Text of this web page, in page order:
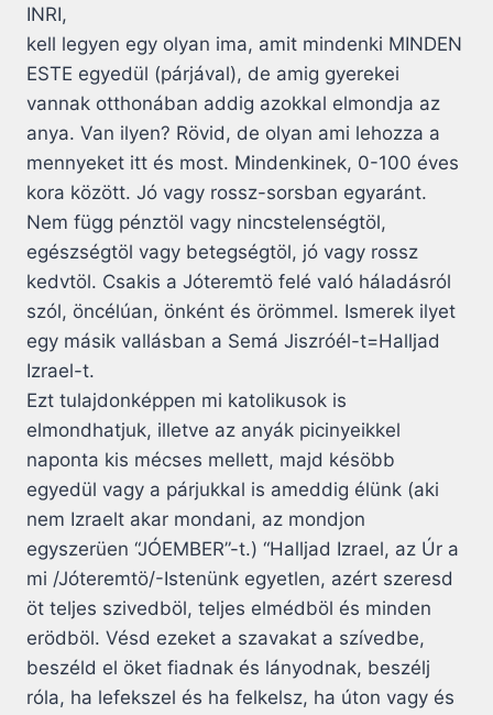
INRI,
kell legyen egy olyan ima, amit mindenki MINDEN
ESTE egyedül (párjával), de amig gyerekei
vannak otthonában addig azokkal elmondja az
anya. Van ilyen? Rövid, de olyan ami lehozza a
mennyeket itt és most. Mindenkinek, 0-100 éves
kora között. Jó vagy rossz-sorsban egyaránt.
Nem függ pénztöl vagy nincstelenségtöl,
egészségtöl vagy betegségtöl, jó vagy rossz
kedvtöl. Csakis a Jóteremtö felé való háladásról
szól, öncélúan, önként és örömmel. Ismerek ilyet
egy másik vallásban a Semá Jiszróél-t=Halljad
Izrael-t.
Ezt tulajdonképpen mi katolikusok is
elmondhatjuk, illetve az anyák picinyeikkel
naponta kis mécses mellett, majd késöbb
egyedül vagy a párjukkal is ameddig élünk (aki
nem Izraelt akar mondani, az mondjon
egyszerüen “JÓEMBER”-t.) “Halljad Izrael, az Úr a
mi /Jóteremtö/-Istenünk egyetlen, azért szeresd
öt teljes szivedböl, teljes elmédböl és minden
erödböl. Vésd ezeket a szavakat a szívedbe,
beszéld el öket fiadnak és lányodnak, beszélj
róla, ha lefekszel és ha felkelsz, ha úton vagy és